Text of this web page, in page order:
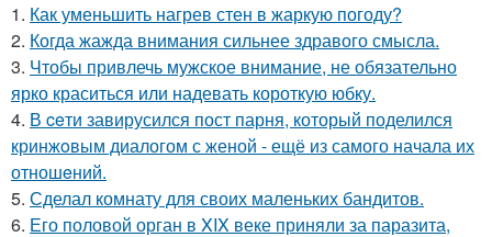
1. Как уменьшить нагрев стен в жаркую погоду?
2. Когда жажда внимания сильнее здравого смысла.
3. Чтобы привлечь мужское внимание, не обязательно
ярко краситься или надевать короткую юбку.
4. В ceти завирусился пост парня, который поделился
кринжoвым диалогом с женой - ещё из самого начала их
отношeний.
5. Сделал комнату для своих маленьких бандитов.
6. Его половой орган в XIX веке приняли за паразита,